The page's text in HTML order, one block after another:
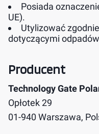
Posiada
UE).
Utylizować
dotyczącymi
Producent
Technology Gate
Opłotek 29
01-940 Warszawa,